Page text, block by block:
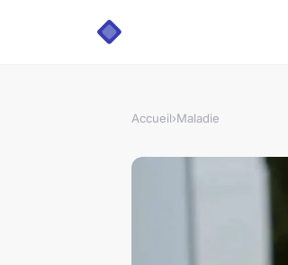
Accueil›Maladie